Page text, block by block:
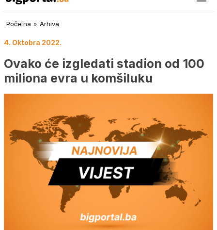
Početna » Arhiva
4. Oktobra 2022.
Ovako će izgledati stadion od 100
miliona evra u komšiluku